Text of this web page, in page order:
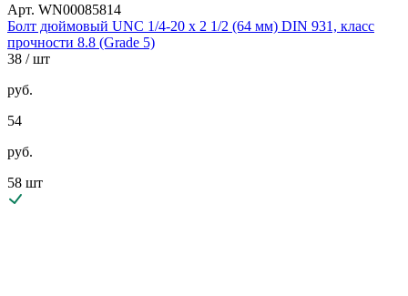
Арт. WN00085814
Болт дюймовый UNC 1/4-20 х 2 1/2 (64 мм) DIN 931, класс
прочности 8.8 (Grade 5)
38 / шт
руб.
54
руб.
58 шт